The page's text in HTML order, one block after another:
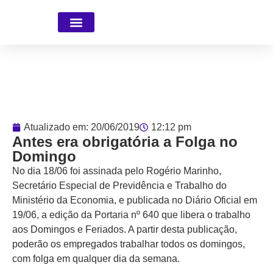
Atualizado em: 20/06/2019 12:12 pm
Antes era obrigatória a Folga no
Domingo
No dia 18/06 foi assinada pelo Rogério Marinho,
Secretário Especial de Previdência e Trabalho do
Ministério da Economia, e publicada no Diário Oficial em
19/06, a edição da Portaria nº 640 que libera o trabalho
aos Domingos e Feriados. A partir desta publicação,
poderão os empregados trabalhar todos os domingos,
com folga em qualquer dia da semana.